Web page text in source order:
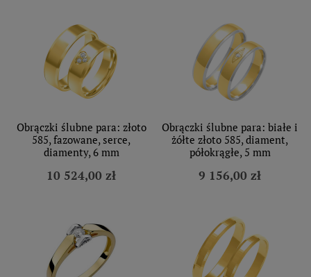
Obrączki ślubne para: złoto
585, fazowane, serce,
diamenty, 6 mm
10 524,00 zł
Obrączki ślubne para: białe i
żółte złoto 585, diament,
półokrągłe, 5 mm
9 156,00 zł